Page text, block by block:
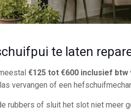
te laten
€125 tot €600 inclusief btw
vervangen of een
rubbers of sluit het slot niet meer